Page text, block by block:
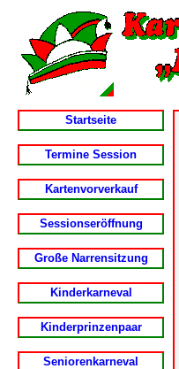
Startseite
Termine Session
Kartenvorverkauf
Sessionseröffnung
Große Narrensitzung
Kinderkarneval
Kinderprinzenpaar
Seniorenkarneval